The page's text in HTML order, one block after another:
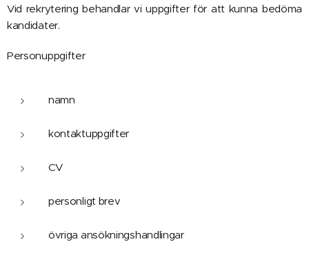
Vid rekrytering behandlar vi uppgifter för att kunna bedöma
kandidater.
Personuppgifter
namn
kontaktuppgifter
CV
personligt brev
övriga ansökningshandlingar